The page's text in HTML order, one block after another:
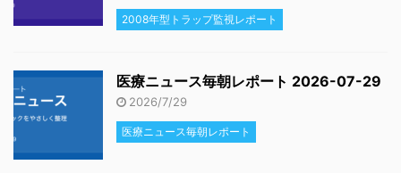
2008年型トラップ監視レポート
医療ニュース毎朝レポート 2026-07-29
2026/7/29
医療ニュース毎朝レポート